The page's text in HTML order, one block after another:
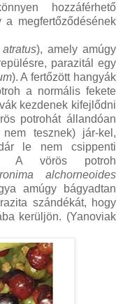
hozzáférhető
megfertőződésének
), amely amúgy
parazitál egy
). A fertőzött hangyák
a normális fekete
kezdenek kifejlődni
potrohát állandóan
tesznek) jár-kel,
le nem csippenti
A vörös potroh
alchorneoides
amúgy bágyadtan
szándékát, hogy
kerüljön. (Yanoviak